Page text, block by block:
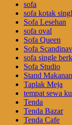
sofa
sofa kotak
Sofa Lesehan
sofa oval
Sofa Queen
Sofa
sofa single
Sofa Studio
Stand Makanan
Taplak Meja
tempat sewa
Tenda
Tenda Bazar
Tenda Cafe